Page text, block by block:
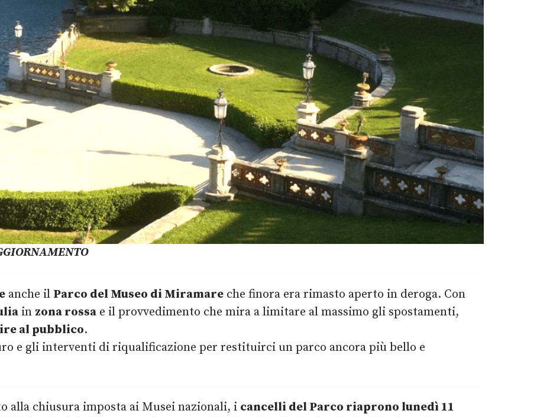
anche il Parco del Museo di Miramare che finora era rimasto aperto in deroga. Con
in zona rossa e il provvedimento che mira a limitare al massimo gli spostamenti,
al pubblico.
e gli interventi di riqualificazione per restituirci un parco ancora più bello e
alla chiusura imposta ai Musei nazionali, i cancelli del Parco riaprono lunedì 11